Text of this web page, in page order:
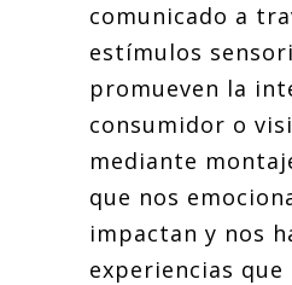
comunicado a
estímulos
promueven la
consumidor o
mediante
que nos
impactan y nos
experiencias